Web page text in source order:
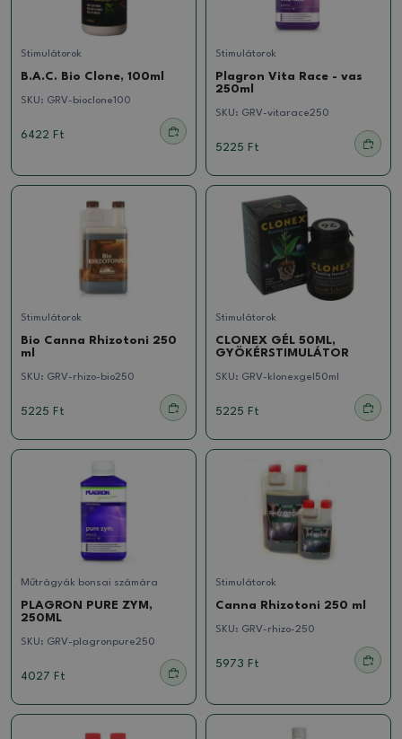
Stimulátorok
B.A.C. Bio Clone, 100ml
SKU: GRV-bioclone100
6422 Ft
Stimulátorok
Plagron Vita Race - vas
250ml
SKU: GRV-vitarace250
5225 Ft
Stimulátorok
Bio Canna Rhizotoni 250
ml
SKU: GRV-rhizo-bio250
5225 Ft
Stimulátorok
CLONEX GÉL 50ML,
GYÖKÉRSTIMULÁTOR
SKU: GRV-klonexgel50ml
5225 Ft
Műtrágyák bonsai számára
PLAGRON PURE ZYM,
250ML
SKU: GRV-plagronpure250
4027 Ft
Stimulátorok
Canna Rhizotoni 250 ml
SKU: GRV-rhizo-250
5973 Ft